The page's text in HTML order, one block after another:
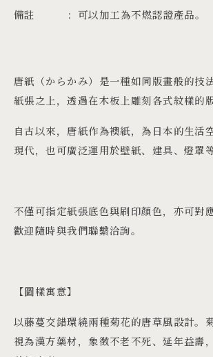
備註
可以加工為不燃認證產品。
唐紙（からかみ）是一種如同版畫般的技
紙張之上，透過在木板上雕刻各式紋樣的
自古以來，唐紙作為襖紙，為日本的生活
現代，也可廣泛運用於壁紙、建具、燈罩
不僅可指定紙張底色與刷印顏色，亦可對
歡迎隨時與我們聯繫洽詢。
【圖樣寓意】
以藤蔓交錯環繞兩種菊花的唐草風設計。
視為漢方藥材，象徵不老不死、延年益壽